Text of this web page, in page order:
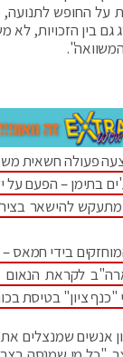
על החופש
גם בין הזכויות,
פעולה חשאית
בתימן – הפעם על
להישאר
בידי חמאס –
לקראת הנאום
ציון" בטיסת
אנשים שמנצלים